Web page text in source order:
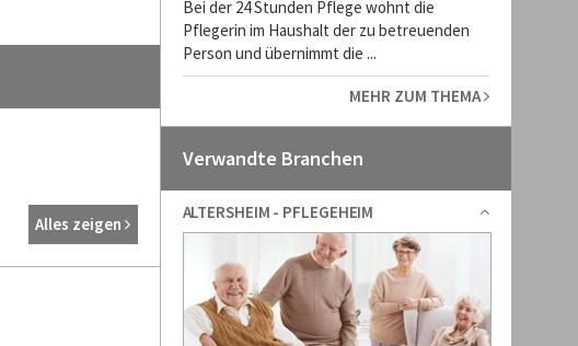
Alles zeigen
Bei der 24 Stunden Pflege wohnt die
Pflegerin im Haushalt der zu betreuenden
Person und übernimmt die ...
MEHR ZUM THEMA
Verwandte Branchen
ALTERSHEIM - PFLEGEHEIM